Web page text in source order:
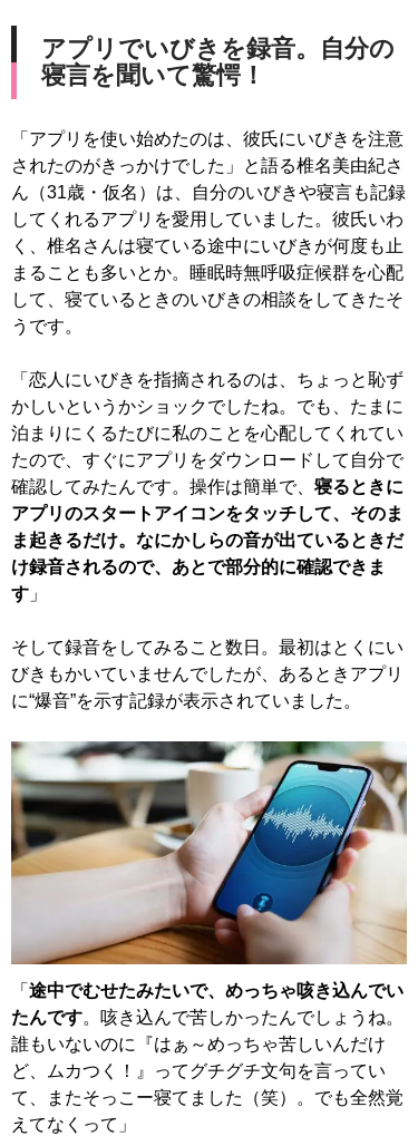
アプリでいびきを録音。自分の
寝言を聞いて驚愕！
「アプリを使い始めたのは、彼氏にいびきを注意
されたのがきっかけでした」と語る椎名美由紀さ
ん（31歳・仮名）は、自分のいびきや寝言も記録
してくれるアプリを愛用していました。彼氏いわ
く、椎名さんは寝ている途中にいびきが何度も止
まることも多いとか。睡眠時無呼吸症候群を心配
して、寝ているときのいびきの相談をしてきたそ
うです。
「恋人にいびきを指摘されるのは、ちょっと恥ず
かしいというかショックでしたね。でも、たまに
泊まりにくるたびに私のことを心配してくれてい
たので、すぐにアプリをダウンロードして自分で
確認してみたんです。操作は簡単で、 寝るときに
アプリのスタートアイコンをタッチして、そのま
ま起きるだけ。なにかしらの音が出ているときだ
け録音されるので、あとで部分的に確認できま
す 」
そして録音をしてみること数日。最初はとくにい
びきもかいていませんでしたが、あるときアプリ
に“爆音”を示す記録が表示されていました。
「 途中でむせたみたいで、めっちゃ咳き込んでい
たんです。咳き込んで苦しかったんでしょうね。
誰もいないのに『はぁ～めっちゃ苦しいんだけ
ど、ムカつく！』ってグチグチ文句を言ってい
て、またそっこー寝てました（笑）。でも全然覚
えてなくって」